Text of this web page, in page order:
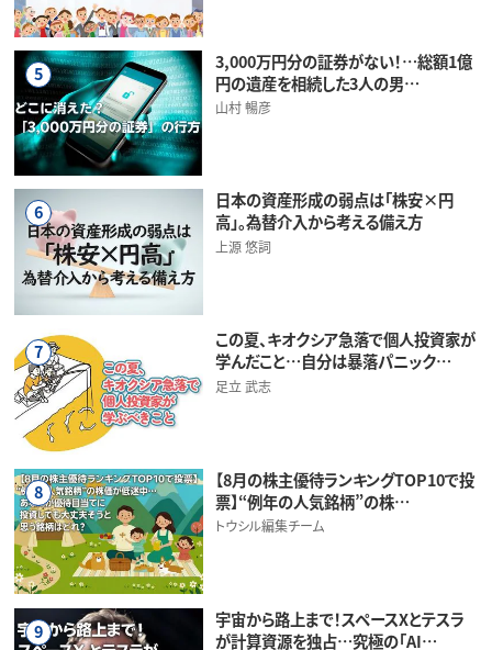
5
3,000万円分の証券がない！…総額1億
円の遺産を相続した3人の男…
山村 暢彦
6
日本の資産形成の弱点は「株安×円
高」。為替介入から考える備え方
上源 悠詞
7
この夏、キオクシア急落で個人投資家が
学んだこと…自分は暴落パニック…
足立 武志
8
【8月の株主優待ランキングTOP10で投
票】“例年の人気銘柄”の株…
トウシル編集チーム
9
宇宙から路上まで！スペースXとテスラ
が計算資源を独占…究極の「AI…